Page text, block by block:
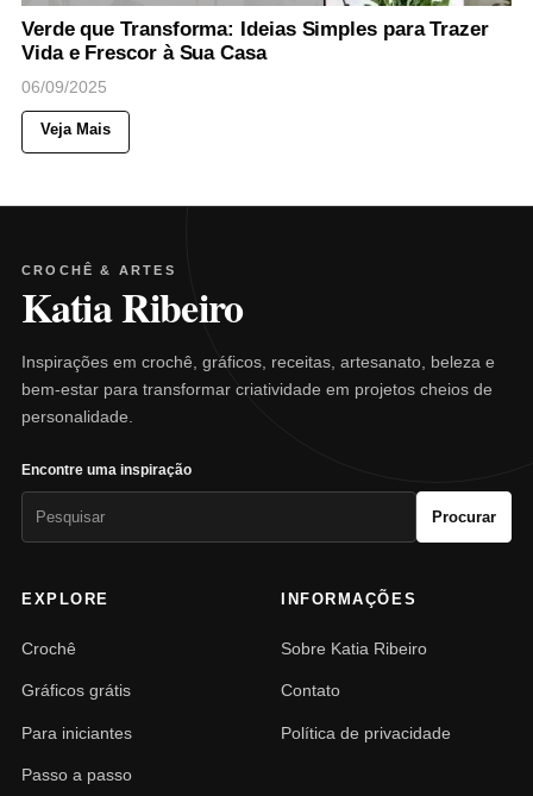
Verde que Transforma: Ideias Simples para Trazer
Vida e Frescor à Sua Casa
06/09/2025
Veja Mais
CROCHÊ & ARTES
Katia Ribeiro
Inspirações em crochê, gráficos, receitas, artesanato, beleza e
bem-estar para transformar criatividade em projetos cheios de
personalidade.
Encontre uma inspiração
Procurar
EXPLORE
Crochê
Gráficos grátis
Para iniciantes
Passo a passo
INFORMAÇÕES
Sobre Katia Ribeiro
Contato
Política de privacidade